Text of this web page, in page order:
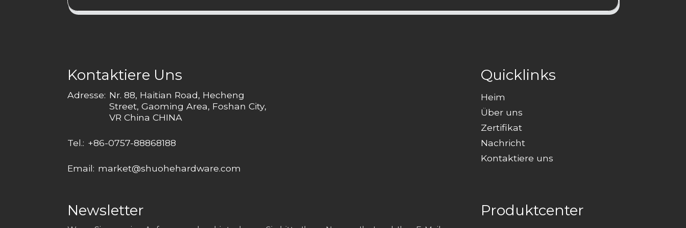
Kontaktiere Uns
Adresse: Nr. 88, Haitian Road, Hecheng
Street, Gaoming Area, Foshan City,
VR China CHINA
Tel.: +86-0757-88868188
Email: market@shuohehardware.com
Quicklinks
Heim
Über uns
Zertifikat
Nachricht
Kontaktiere uns
Newsletter Produktcenter